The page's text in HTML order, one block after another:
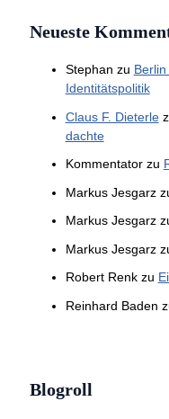
Neueste
Stephan zu
Identitätspolitik
Claus F. Dieterle
dachte
Kommentatorzu
Markus Jesgarz
Markus Jesgarz
Markus Jesgarz
Robert Renkzu
Reinhard Baden
Blogroll